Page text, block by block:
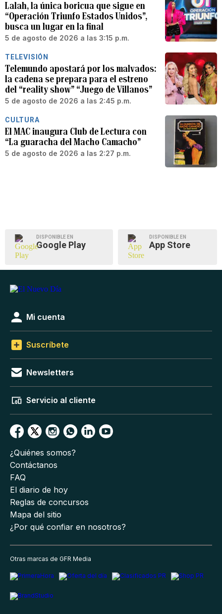
Lalah, la única boricua que sigue en
“Operación Triunfo Estados Unidos”,
busca un lugar en la final
5 de agosto de 2026 a las 3:15 p.m.
TELEVISIÓN
Telemundo apostará por los malvados:
la cadena se prepara para el estreno
del “reality show” “Juego de Villanos”
5 de agosto de 2026 a las 2:45 p.m.
CULTURA
El MAC inaugura Club de Lectura con
“La guaracha del Macho Camacho”
5 de agosto de 2026 a las 2:27 p.m.
DISPONIBLE EN
Google Play
DISPONIBLE EN
App Store
Mi cuenta
Suscríbete
Newsletters
Servicio al cliente
¿Quiénes somos?
Contáctanos
FAQ
El diario de hoy
Reglas de concursos
Mapa del sitio
¿Por qué confiar en nosotros?
Otras marcas de GFR Media